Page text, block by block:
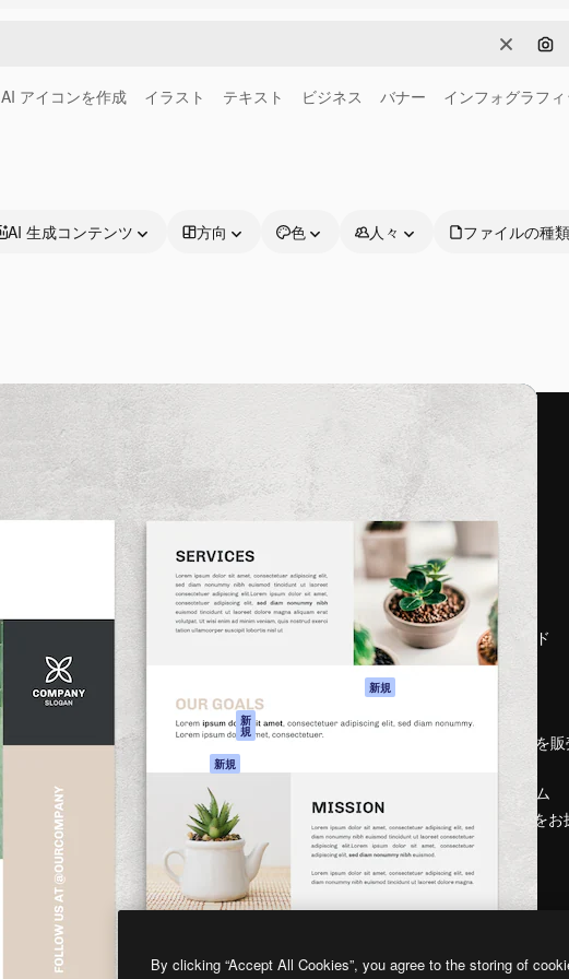
消去 画
AI アイコンを作成 イラスト テキスト ビジネス バナー インフォグラフィ
AI 生成コンテンツ 方向 色 人々 ファイルの種類
導くためのプラ
企業、代理
上が利用して
製品
Spaces
AI アシスタント
AI 画像生成ツール
AI 動画生成ツール
AI 音声合成ツール
Claude/ChatGPT
向けMCP
新
規
新規
API
モバイルアプリ
すべてのMagnificツ
ール
はじめに
ドキュメント
サポート
利用規約
プライバシーポリ
新規
トラストセンター
会社概要
Reviews
採用情報
検索トレンド
ブログ
Slidesgo
コンテンツを
プレスルーム
magnific.aiをお
ですか？
S.L.U.
By clicking “Accept All Cookies”, you agree to the storing of